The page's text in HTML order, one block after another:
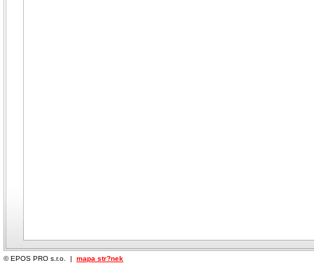
© EPOS PRO s.r.o. | mapa str?nek